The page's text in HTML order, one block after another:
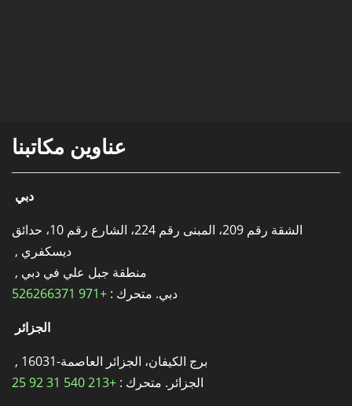
عناوين مكاتبنا
دبي
الشقة رقم 209، المبنى رقم 224، الشارع رقم 10، حدائق
ديسكفري ,
منطقة جبل علي في دبي ,
دبي. متحرك : +971 526266371
الجزائر
برج الكيفان، الجزائر العاصمة-16031 ,
الجزائر. متحرك : +213 540 31 92 25